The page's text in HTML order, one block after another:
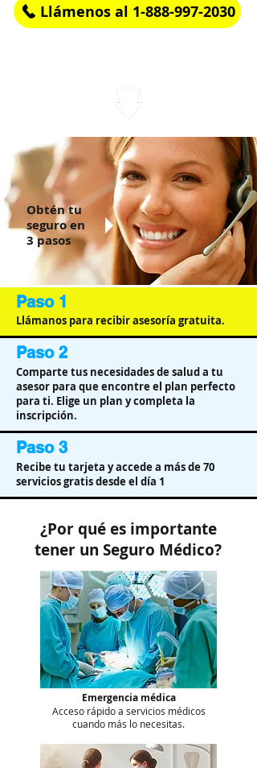
Llámenos al 1-888-997-2030
Obtén tu
seguro en
3 pasos
Paso 1
Llámanos para recibir asesoría gratuita.
Paso 2
Comparte tus necesidades de salud a tu
asesor para que encontre el plan perfecto
para ti. Elige un plan y completa la
inscripción.
Paso 3
Recibe tu tarjeta y accede a más de 70
servicios gratis desde el día 1
¿Por qué es importante
tener un Seguro Médico?
Emergencia médica
Acceso rápido a servicios médicos
cuando más lo necesitas.